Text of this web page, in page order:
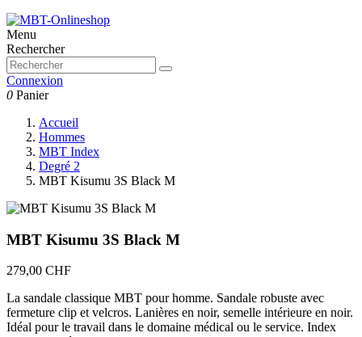
Menu
Rechercher
Connexion
0 Panier
Accueil
Hommes
MBT Index
Degré 2
MBT Kisumu 3S Black M
MBT Kisumu 3S Black M
279,00 CHF
La sandale classique MBT pour homme. Sandale robuste avec
fermeture clip et velcros. Lanières en noir, semelle intérieure en noir.
Idéal pour le travail dans le domaine médical ou le service. Index